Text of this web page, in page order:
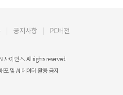
공지사항 PC버전
이언스. All rights reserved.
포 및 AI 데이터 활용 금지